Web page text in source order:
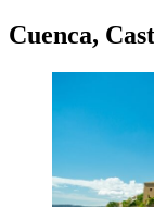
Cuenca,